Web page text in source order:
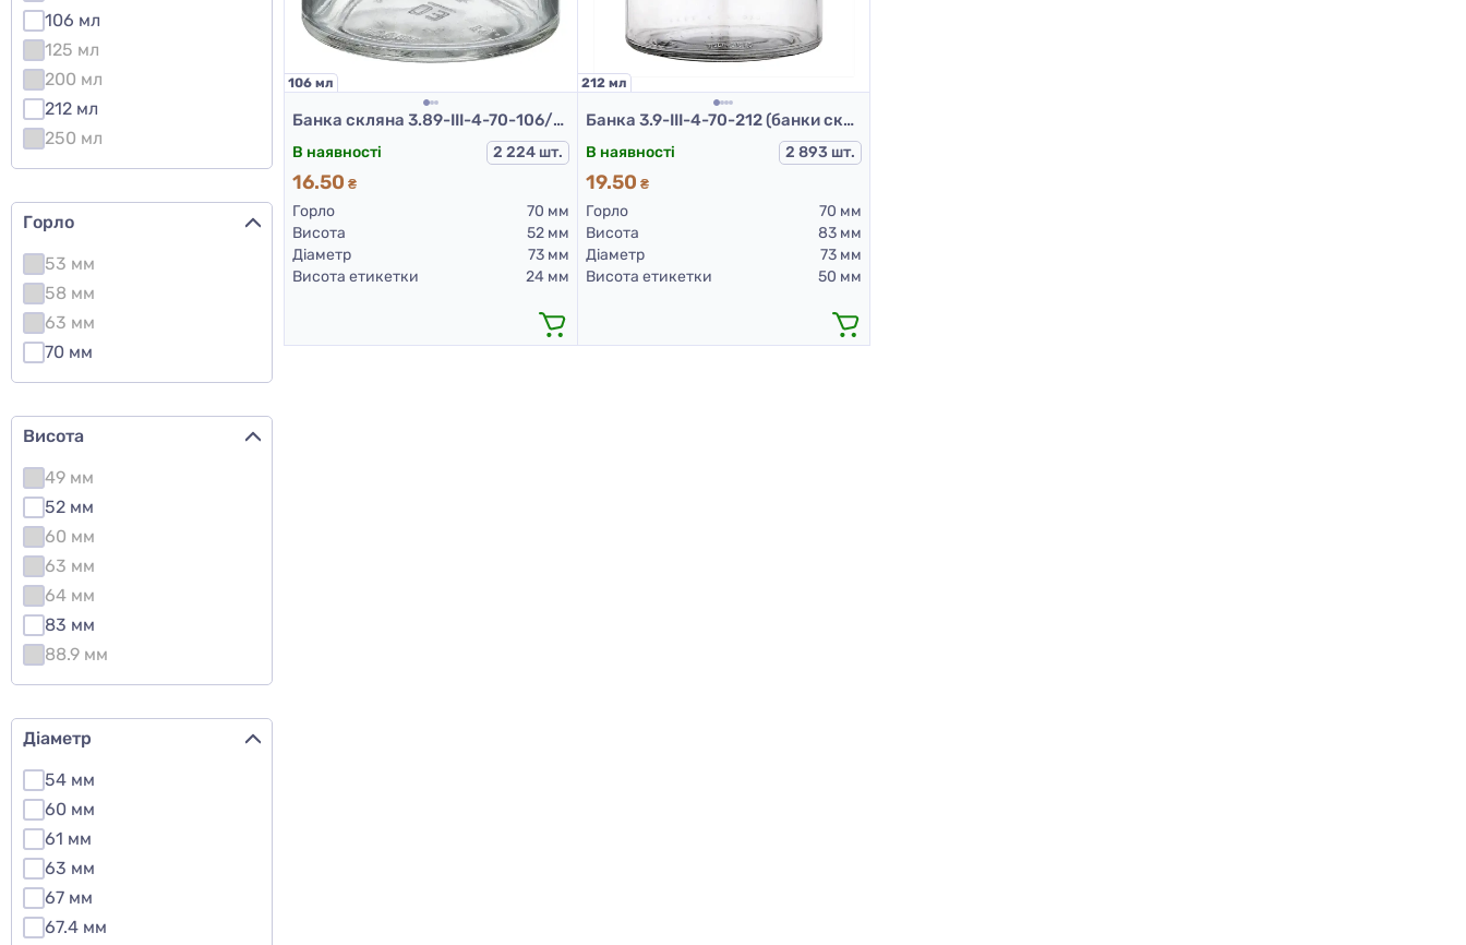
106 мл
125 мл
200 мл
212 мл
250 мл
Горло
53 мм
58 мм
63 мм
70 мм
Висота
49 мм
52 мм
60 мм
63 мм
64 мм
83 мм
88.9 мм
Діаметр
54 мм
60 мм
61 мм
63 мм
67 мм
67.4 мм
106 мл
Банка скляна 3.89-ІІІ-4-70-106/ELENA (банки скляні 106 мл)
В наявності 2 224 шт.
16.50 ₴
Горло
70 мм
Висота
52 мм
Діаметр
73 мм
Висота етикетки
24 мм
212 мл
Банка 3.9-III-4-70-212 (банки скляні 212 мл)
В наявності 2 893 шт.
19.50 ₴
Горло
70 мм
Висота
83 мм
Діаметр
73 мм
Висота етикетки
50 мм